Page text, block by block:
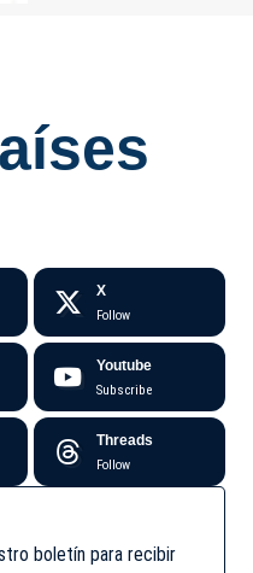
X
Follow
Youtube
Subscribe
Threads
Follow
boletín para recibir